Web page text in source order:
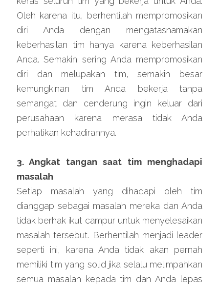
Oleh karena itu, berhentilah mempromosikan
diri Anda dengan mengatasnamakan
keberhasilan tim hanya karena keberhasilan
Anda. Semakin sering Anda mempromosikan
diri dan melupakan tim, semakin besar
kemungkinan tim Anda bekerja tanpa
semangat dan cenderung ingin keluar dari
perusahaan karena merasa tidak Anda
perhatikan kehadirannya.
3. Angkat tangan saat tim menghadapi
masalah
Setiap masalah yang dihadapi oleh tim
dianggap sebagai masalah mereka dan Anda
tidak berhak ikut campur untuk menyelesaikan
masalah tersebut. Berhentilah menjadi leader
seperti ini, karena Anda tidak akan pernah
memiliki tim yang solid jika selalu melimpahkan
semua masalah kepada tim dan Anda lepas